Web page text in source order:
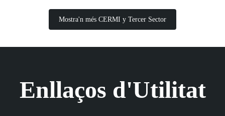
Mostra'n més CERMI y Tercer Sector
Enllaços d'Utilitat